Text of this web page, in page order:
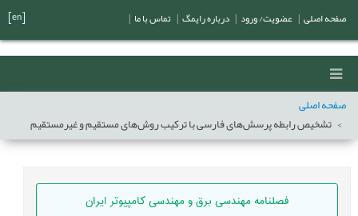
صفحه اصلی
تشخیص رابطه پرسش‌های فارسی با ترکیب روش‌های مستقیم و غیرمستقیم
فصلنامه مهندسی برق و مهندسی کامپيوتر ايران
صفحه اصلی عضویت/ ورود درباره رایمگ تماس با ما